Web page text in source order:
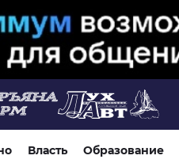
Власть Образование